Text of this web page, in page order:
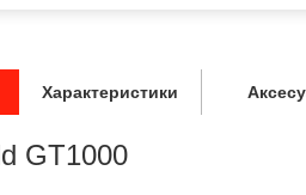
Характеристики
GT1000